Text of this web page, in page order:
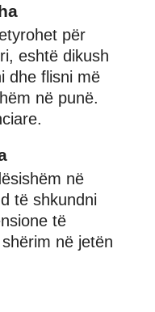
për
eshtë dikush
dhe flisni më
në punë.
në
të shkundni
të
në jetën